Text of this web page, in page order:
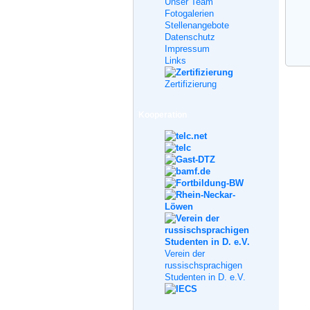
Fotogalerien
Stellenangebote
Datenschutz
Impressum
Links
Zertifizierung
Verein der
russischsprachigen
Studenten in D. e.V.